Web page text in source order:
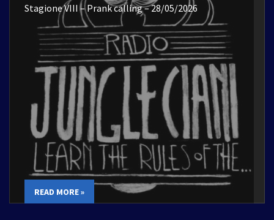
Stagione VIII – Prank calling – 28/05/2026
READ MORE »